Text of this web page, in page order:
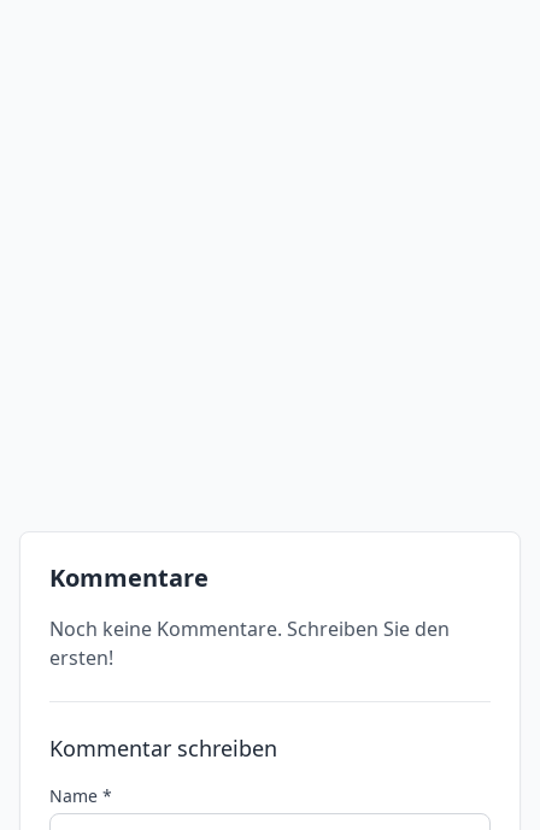
Kommentare
Noch keine Kommentare. Schreiben Sie den
ersten!
Kommentar schreiben
Name *